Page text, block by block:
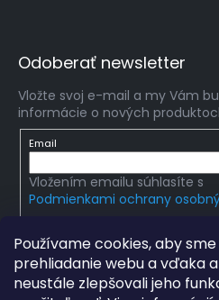
Používame cookies, aby
prehliadanie webu a vďaka
neustále zlepšovali jeho
Odoberať newsletter
Vložte svoj e-mail a my Vám
informácie o nových
Email
Vložením emailu súhlasíte s
Podmienkami ochrany